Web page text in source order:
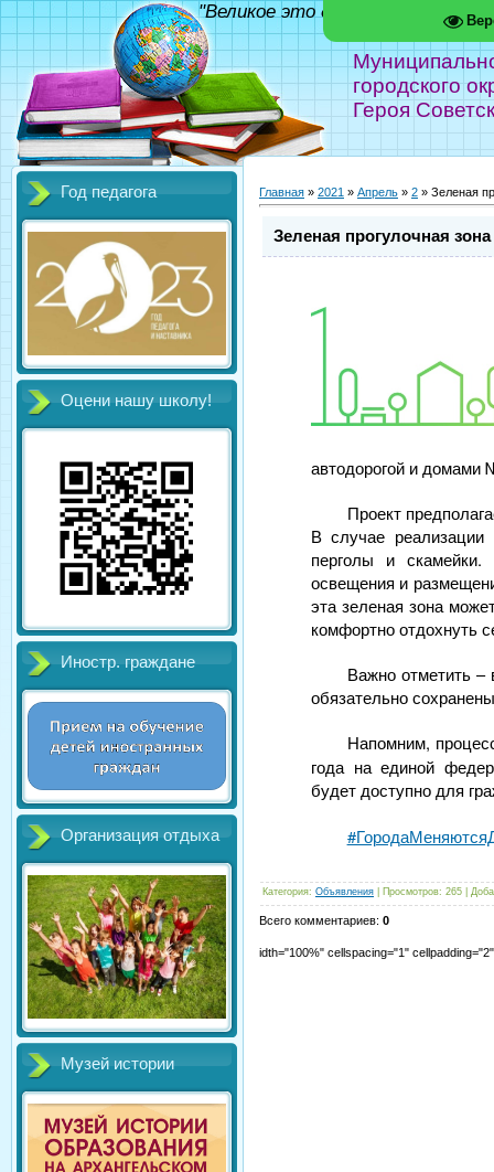
городского
Героя
"Великое это дело - школа!"
Год педагога
Оцени нашу школу!
Иностр. граждане
Организация отдыха
Музей истории
Главная » 2021 » Апрель » 2 » Зеленая
Зеленая прогулочная
автодорогой и домами
Проект
В случае реализации
перголы и скамейки.
освещения и
эта зеленая зона
комфортно отдохнуть
Важно отметить
обязательно
Напомним,
года на единой
будет доступно для
Категория: Объявления Просмотров: 265
Всего комментариев: 0
idth="100%" cellspacing="1"